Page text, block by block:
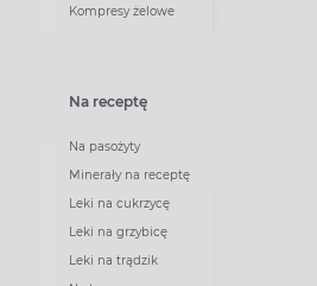
Kompresy żelowe
Na receptę
Na pasożyty
Minerały na receptę
Leki na cukrzycę
Leki na grzybicę
Leki na trądzik